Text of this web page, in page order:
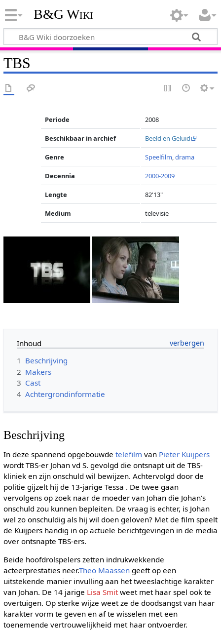
B&G Wiki
TBS
Periode 2008
Beschikbaar in archief Beeld en Geluid
Genre Speelfilm,drama
Decennia 2000-2009
Lengte 82'13"
Medium televisie
Inhoud
1 Beschrijving
2 Makers
3 Cast
4 Achtergrondinformatie
Beschrijving
In deze spannend opgebouwde telefilm van Pieter Kuijpers
wordt TBS-er Johan vd S. gevolgd die ontsnapt uit de TBS-
kliniek en zijn onschuld wil bewijzen. Achtervolgd door de
politie gijzelt hij de 13-jarige Tessa . De twee gaan
vervolgens op zoek naar de moeder van Johan die Johan's
onschuld zou kunnen bepleiten. De vraag is echter, is Johan
wel zo onschuldig als hij wil doen geloven? Met de film speelt
de Kuijpers handig in op actuele berichtgevingen in de media
over ontsnapte TBS-ers.
Beide hoofdrolspelers zetten indrukwekkende
acteerprestaties neer.Theo Maassengeeft op een
uitstekende manier invulling aan het tweeslachtige karakter
van Johan. De 14 jarige Lisa Smitweet met haar spel ook te
overtuigen. Op sterke wijze weet ze de doodsangst van haar
karakter vorm te geven en af te wisselen met een
toenemende vertrouwelijkheid met haar ontvoerder.